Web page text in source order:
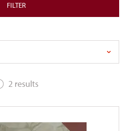
FILTER
2 results